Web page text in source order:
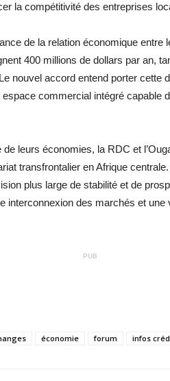
la compétitivité des entreprises
de la relation économique
400 millions de dollars par an,
nouvel accord entend porter cette
espace commercial intégré capable
leurs économies, la RDC et
transfrontalier en Afrique
plus large de stabilité et de
interconnexion des marchés et une
PUB
économie forum infos